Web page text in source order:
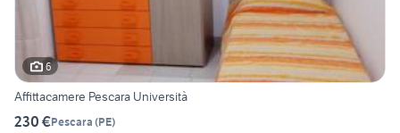
6
Affittacamere Pescara Università
230 €Pescara (PE)